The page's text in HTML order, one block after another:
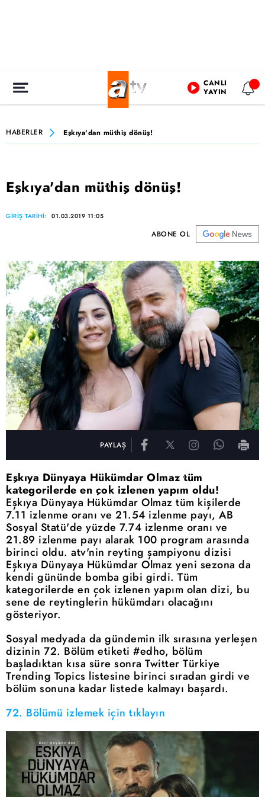
CANLI
YAYIN
HABERLER Eşkıya'dan müthiş dönüş!
Eşkıya'dan müthiş dönüş!
GİRİŞ TARİHİ: 01.03.2019 11:05
ABONE OL
PAYLAŞ
Eşkıya Dünyaya Hükümdar Olmaz tüm
kategorilerde en çok izlenen yapım oldu!
Eşkıya Dünyaya Hükümdar Olmaz tüm kişilerde
7.11 izlenme oranı ve 21.54 izlenme payı, AB
Sosyal Statü'de yüzde 7.74 izlenme oranı ve
21.89 izlenme payı alarak 100 program arasında
birinci oldu. atv'nin reyting şampiyonu dizisi
Eşkıya Dünyaya Hükümdar Olmaz yeni sezona da
kendi gününde bomba gibi girdi. Tüm
kategorilerde en çok izlenen yapım olan dizi, bu
sene de reytinglerin hükümdarı olacağını
gösteriyor.
Sosyal medyada da gündemin ilk sırasına yerleşen
dizinin 72. Bölüm etiketi #edho, bölüm
başladıktan kısa süre sonra Twitter Türkiye
Trending Topics listesine birinci sıradan girdi ve
bölüm sonuna kadar listede kalmayı başardı.
72. Bölümü izlemek için tıklayın